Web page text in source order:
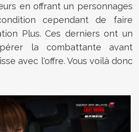
en offrant un personnages
cependant de faire
Plus. Ces derniers ont un
la combattante avant
avec l'offre. Vous voilà donc